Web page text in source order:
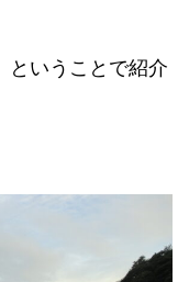
ということで紹介